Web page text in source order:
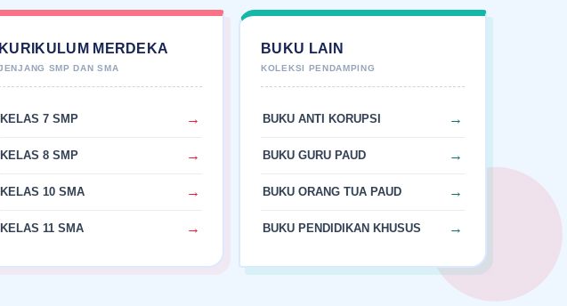
KURIKULUM MERDEKA
KELAS 7 SMP
KELAS 8 SMP
KELAS 10 SMA
KELAS 11 SMA
BUKU LAIN
BUKU ANTI KORUPSI
BUKU GURU PAUD
BUKU ORANG TUA PAUD
BUKU PENDIDIKAN KHUSUS